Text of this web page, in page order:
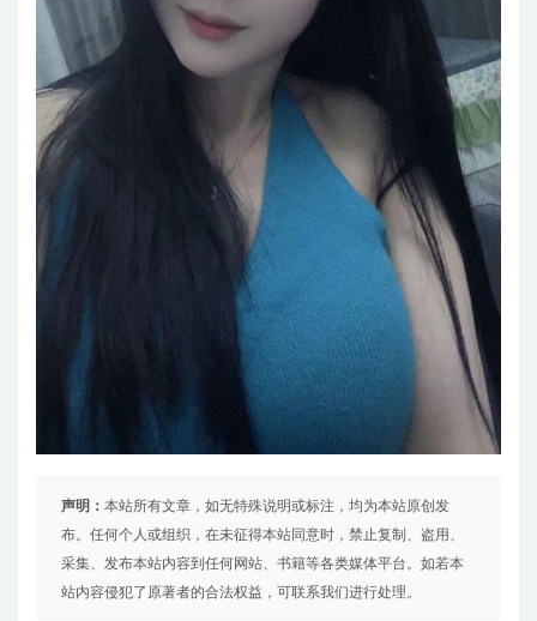
声明： 本站所有文章，如无特殊说明或标注，均为本站原创发
布。任何个人或组织，在未征得本站同意时，禁止复制、盗用、
采集、发布本站内容到任何网站、书籍等各类媒体平台。如若本
站内容侵犯了原著者的合法权益，可联系我们进行处理。